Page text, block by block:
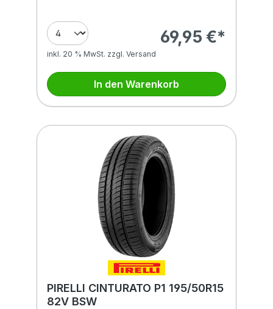
69,95 €*
inkl. 20 % MwSt. zzgl. Versand
In den Warenkorb
PIRELLI CINTURATO P1 195/50R15
82V BSW